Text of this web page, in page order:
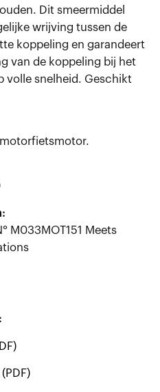
Dit smeermiddel
wrijving tussen de
koppeling en garandeert
van de koppeling bij het
volle snelheid. Geschikt
M033MOT151 Meets